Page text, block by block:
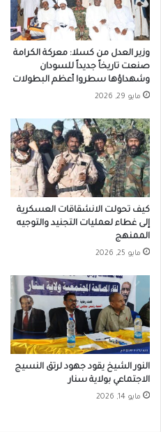
وزير العدل من كسلا: معركة الكرامة
صنعت تاريخاً جديداً للسودان
وشهداؤها سطروا أعظم البطولات
مايو 29, 2026
كيف تحولت الانشقاقات العسكرية
إلى غطاء لعمليات التجنيد والتوجيه
الممنهج
مايو 25, 2026
النور الشيخ يقود جهود لرتق النسيج
الاجتماعي بولاية سنار
مايو 14, 2026